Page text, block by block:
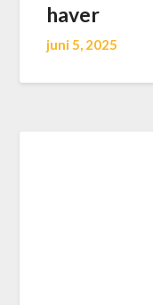
haver
juni 5, 2025